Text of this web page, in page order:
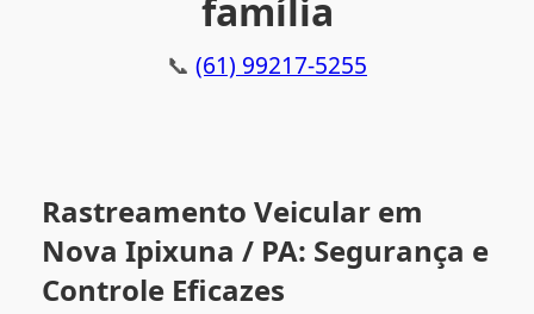
família
📞 (61) 99217-5255
Rastreamento Veicular em
Nova Ipixuna / PA: Segurança e
Controle Eficazes